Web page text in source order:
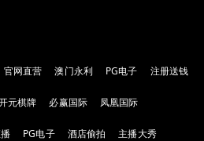
官网直营 澳门永利 PG电子 注册送钱
元棋牌 必赢国际 凤凰国际
PG电子 酒店偷拍 主播大秀